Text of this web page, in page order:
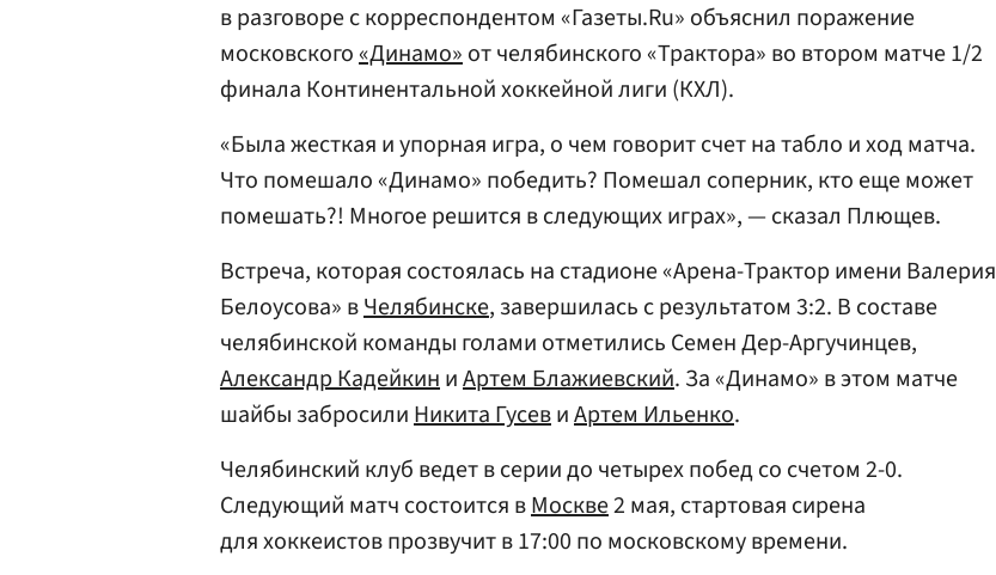
в разговоре с корреспондентом «Газеты.Ru» объяснил поражение
московского«Динамо»от челябинского «Трактора» во втором матче 1/2
финала Континентальной хоккейной лиги (КХЛ).
«Была жесткая и упорная игра, о чем говорит счет на табло и ход матча.
Что помешало «Динамо» победить? Помешал соперник, кто еще может
помешать?! Многое решится в следующих играх», — сказал Плющев.
Встреча, которая состоялась на стадионе «Арена-Трактор имени Валерия
Белоусова» вЧелябинске, завершилась с результатом 3:2. В составе
челябинской команды голами отметились Семен Дер-Аргучинцев,
Александр КадейкиниАртем Блажиевский. За «Динамо» в этом матче
шайбы забросилиНикита ГусевиАртем Ильенко.
Челябинский клуб ведет в серии до четырех побед со счетом 2-0.
Следующий матч состоится вМоскве2 мая, стартовая сирена
для хоккеистов прозвучит в 17:00 по московскому времени.